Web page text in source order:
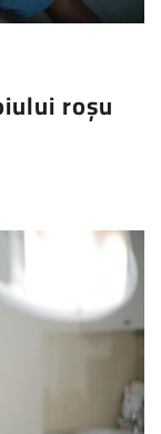
roșu